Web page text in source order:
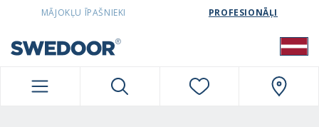
SWEDOORLATVIA NAVIGATION
MĀJOKĻU ĪPAŠNIEKI PROFESIONĀĻI